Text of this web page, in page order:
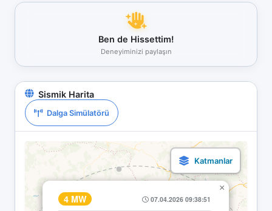
Ben de Hissettim!
Deneyiminizi paylaşın
Sismik Harita
Dalga Simülatörü
4 MW 07.04.2026 09:38:51
×